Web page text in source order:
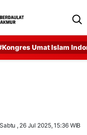
Umat Islam
Sabtu , 26 Jul 2025, 15:36 WIB